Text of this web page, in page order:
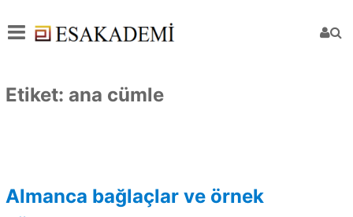
Etiket: ana cümle
Almanca bağlaçlar ve örnek